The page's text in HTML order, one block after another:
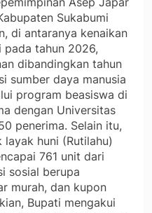
Sukabumi
di antaranya kenaikan
pada tahun 2026,
dibandingkan tahun
sumber daya manusia
program beasiswa di
dengan Universitas
penerima. Selain itu,
huni (Rutilahu)
761 unit dari
sosial berupa
murah, dan kupon
Bupati mengakui